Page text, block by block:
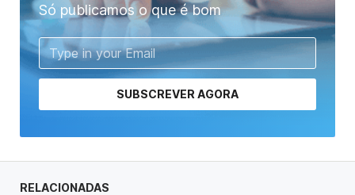
Só publicamos o que é bom
SUBSCREVER AGORA
RELACIONADAS